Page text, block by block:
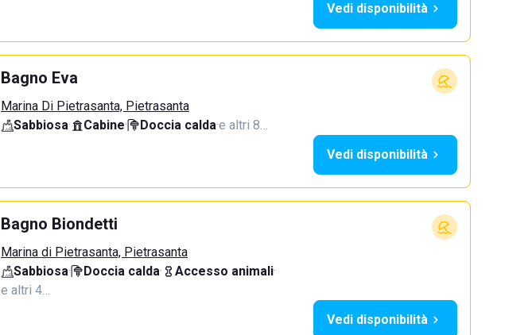
Vedi disponibilità
Bagno Eva
Marina Di Pietrasanta, Pietrasanta
Sabbiosa· Cabine· Doccia calda·e altri 8…
Vedi disponibilità
Bagno Biondetti
Marina di Pietrasanta, Pietrasanta
Sabbiosa· Doccia calda· Accesso animali·
e altri 4…
Vedi disponibilità